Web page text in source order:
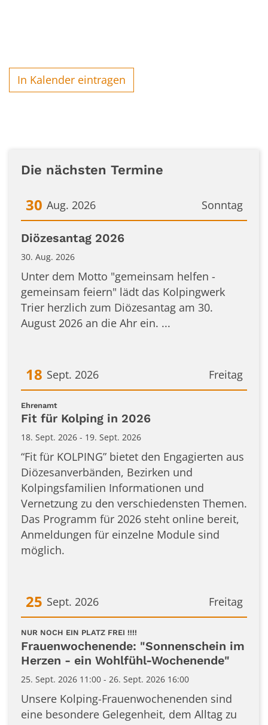
In Kalender eintragen
Die nächsten Termine
Sonntag
30 Aug. 2026
Datum: 30. August 2026
Diözesantag 2026
30. Aug. 2026
Unter dem Motto "gemeinsam helfen -
gemeinsam feiern" lädt das Kolpingwerk
Trier herzlich zum Diözesantag am 30.
August 2026 an die Ahr ein. ...
Freitag
18 Sept. 2026
Datum: 18. September 2026
Ehrenamt:
Fit für Kolping in 2026
18. Sept. 2026 - 19. Sept. 2026
“Fit für KOLPING” bietet den Engagierten aus
Diözesanverbänden, Bezirken und
Kolpingsfamilien Informationen und
Vernetzung zu den verschiedensten Themen.
Das Programm für 2026 steht online bereit,
Anmeldungen für einzelne Module sind
möglich.
Freitag
25 Sept. 2026
Datum: 25. September 2026
NUR NOCH EIN PLATZ FREI !!!!
Frauenwochenende: "Sonnenschein im
Herzen - ein Wohlfühl-Wochenende"
25. Sept. 2026 11:00 - 26. Sept. 2026 16:00
Unsere Kolping-Frauenwochenenden sind
eine besondere Gelegenheit, dem Alltag zu